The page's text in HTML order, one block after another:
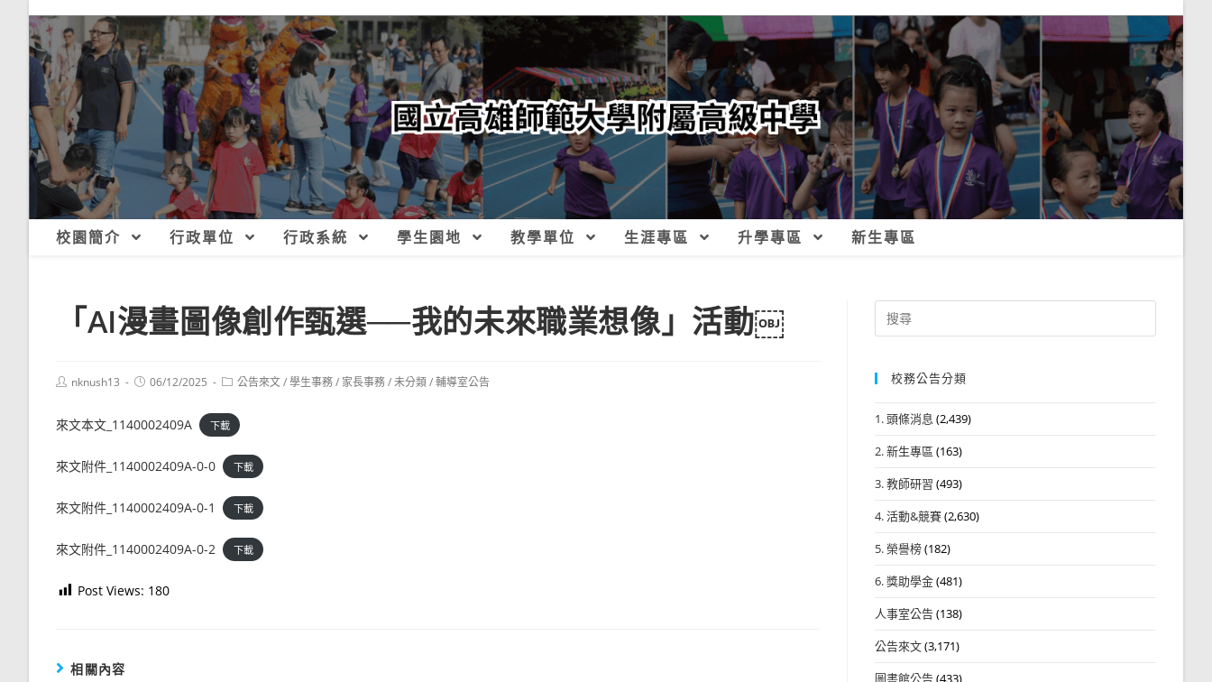
校園簡介 行政單位 行政系統 學生園地 教學單位 生涯專區 升學專區 新生專區
「AI漫畫圖像創作甄選──我的未來職業想像」活動￼
Postnknush13
Post06/12/2025
Post公告來文/學生事務/ 家長事務/未分類/輔導室公告
來文本文_1140002409A 下載
來文附件_1140002409A-0-0 下載
來文附件_1140002409A-0-1 下載
來文附件_1140002409A-0-2 下載
Post Views: 180
相關內容
Search
for:
校務公告分類
1. 頭條消息 (2,439)
2. 新生專區 (163)
3. 教師研習 (493)
4. 活動&競賽(2,630)
5. 榮譽榜(182)
6. 獎助學金(481)
人事室公告(138)
公告來文(3,171)
圖書館公告(433)